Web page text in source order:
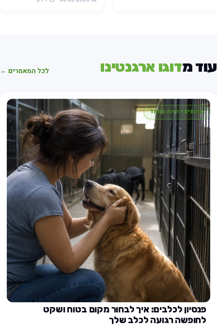
מדוגו ארגנטינו לכל המאמרים ←
שרותים לחיות מחמד
פנסיון לכלבים: איך לבחור מקום בטוח ושקט
לחופשה רגועה לכלב שלך